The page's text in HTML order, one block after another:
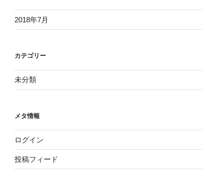
2018年7月
カテゴリー
未分類
メタ情報
ログイン
投稿フィード